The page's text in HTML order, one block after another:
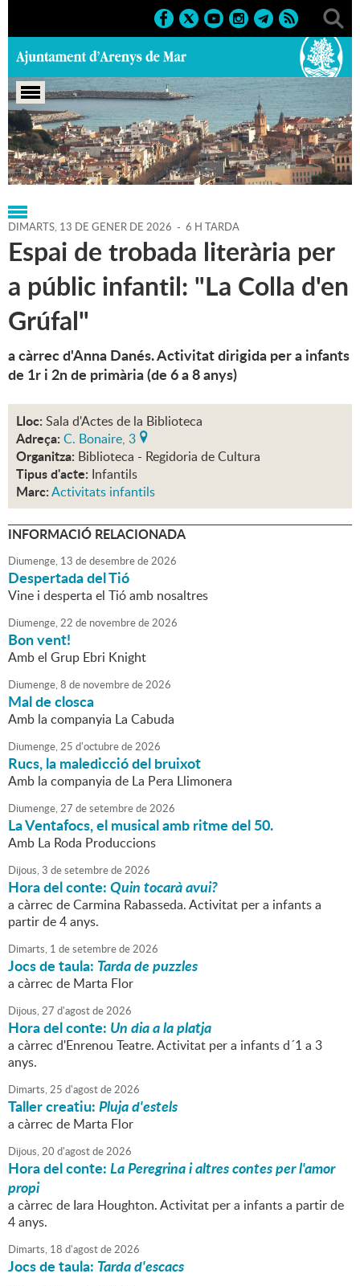
Portada > Regidories > Cultura > Agenda > 13-01-2026
DIMARTS, 13 DE GENER DE 2026 - 6 H TARDA
Espai de trobada literària per
a públic infantil: "La Colla d'en
Grúfal"
a càrrec d'Anna Danés. Activitat dirigida per a infants
de 1r i 2n de primària (de 6 a 8 anys)
Lloc: Sala d'Actes de la Biblioteca
Adreça: C. Bonaire, 3
Organitza: Biblioteca - Regidoria de Cultura
Tipus d'acte: Infantils
Marc:Activitats infantils
INFORMACIÓ RELACIONADA
Diumenge, 13 dedesembrede2026
Despertada del Tió
Vine i desperta el Tió amb nosaltres
Diumenge,22 de novembrede2026
Bon vent!
Amb el Grup Ebri Knight
Diumenge,8 de novembrede2026
Mal de closca
Amb la companyia La Cabuda
Diumenge,25 d'octubrede2026
Rucs, la maledicció del bruixot
Amb la companyia de La Pera Llimonera
Diumenge,27 desetembrede2026
La Ventafocs, el musical amb ritme del 50.
Amb La Roda Produccions
Dijous,3 desetembrede2026
Hora del conte:Quin tocarà avui?
a càrrec de Carmina Rabasseda. Activitat per a infants a
partir de 4 anys.
Dimarts, 1 desetembrede2026
Jocs de taula: Tarda de puzzles
a càrrec de Marta Flor
Dijous,27 d'agostde2026
Hora del conte: Un dia a la platja
a càrrec d'Enrenou Teatre. Activitat per a infants d´1 a 3
anys.
Dimarts,25 d'agostde2026
Taller creatiu:Pluja d'estels
a càrrec de Marta Flor
Dijous,20 d'agostde2026
Hora del conte:La Peregrina i altres contes per l'amor
propi
a càrrec de Iara Houghton. Activitat per a infants a partir de
4 anys.
Dimarts, 18 d'agostde2026
Jocs de taula: Tarda d'escacs